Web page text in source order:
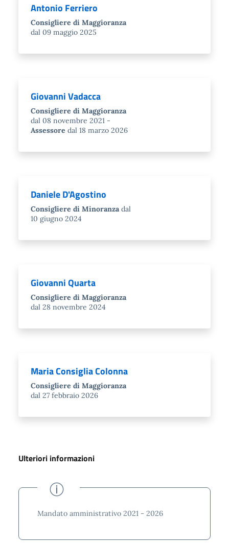
Antonio Ferriero
Consigliere di Maggioranza
dal 09 maggio 2025
Giovanni Vadacca
Consigliere di Maggioranza
dal 08 novembre 2021
Assessore dal 18 marzo 2026
Daniele D'Agostino
Consigliere di Minoranza dal
10 giugno 2024
Giovanni Quarta
Consigliere di Maggioranza
dal 28 novembre 2024
Maria Consiglia Colonna
Consigliere di Maggioranza
dal 27 febbraio 2026
Ulteriori informazioni
Mandato amministrativo 2021 - 2026